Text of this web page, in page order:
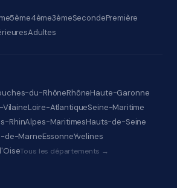
5ème4ème3èmeSecondePremière
Adultes
du-RhôneRhôneHaute-Garonne
Loire-AtlantiqueSeine-Maritime
RhinAlpes-MaritimesHauts-de-Seine
de-MarneEssonneYvelines
Tous les départements →